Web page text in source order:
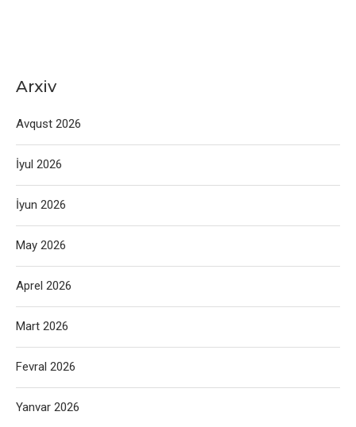
Arxiv
Avqust 2026
İyul 2026
İyun 2026
May 2026
Aprel 2026
Mart 2026
Fevral 2026
Yanvar 2026